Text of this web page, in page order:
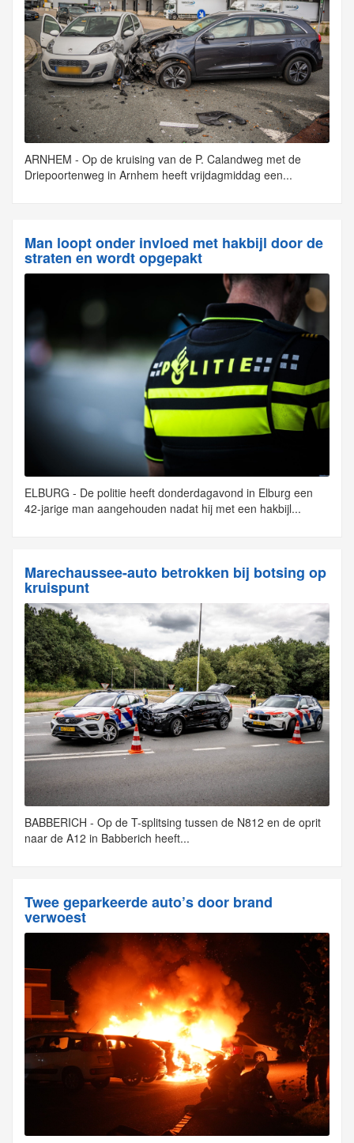
ARNHEM - Op de kruising van de P. Calandweg met de
Driepoortenweg in Arnhem heeft vrijdagmiddag een...
Man loopt onder invloed met hakbijl door de
straten en wordt opgepakt
ELBURG - De politie heeft donderdagavond in Elburg een
42-jarige man aangehouden nadat hij met een hakbijl...
Marechaussee-auto betrokken bij botsing op
kruispunt
BABBERICH - Op de T-splitsing tussen de N812 en de oprit
naar de A12 in Babberich heeft...
Twee geparkeerde auto’s door brand
verwoest